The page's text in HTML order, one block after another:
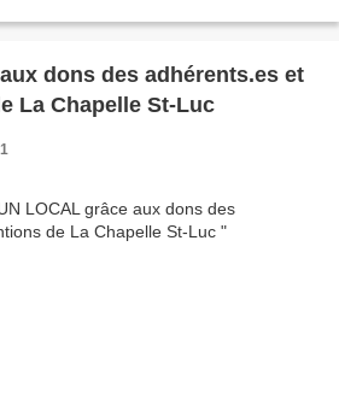
dons des adhérents.es et
La Chapelle St-Luc